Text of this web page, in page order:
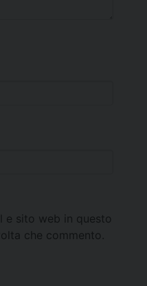
e sito web in questo
che commento.